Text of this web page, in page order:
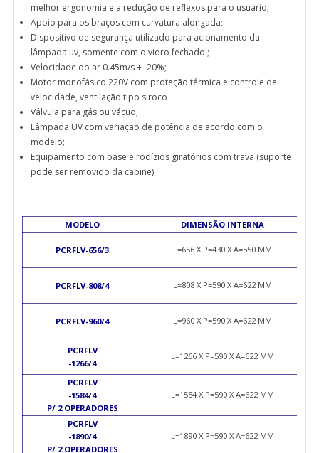
melhor ergonomia e a redução de reflexos para o usuário;
Apoio para os braços com curvatura alongada;
Dispositivo de segurança utilizado para acionamento da
lâmpada uv, somente com o vidro fechado ;
Velocidade do ar 0.45m/s +- 20%;
Motor monofásico 220V com proteção térmica e controle de
velocidade, ventilação tipo siroco
Válvula para gás ou vácuo;
Lâmpada UV com variação de potência de acordo com o
modelo;
Equipamento com base e rodízios giratórios com trava (suporte
pode ser removido da cabine).
MODELO DIMENSÃO INTERNA
PCRFLV-656/3 L=656 X P=430 X A=550 MM
PCRFLV-808/4 L=808 X P=590 X A=622 MM
PCRFLV-960/4 L=960 X P=590 X A=622 MM
PCRFLV
-1266/4
L=1266 X P=590 X A=622 MM
PCRFLV
-1584/4
P/ 2 OPERADORES
L=1584 X P=590 X A=622 MM
PCRFLV
-1890/4
P/ 2 OPERADORES
L=1890 X P=590 X A=622 MM